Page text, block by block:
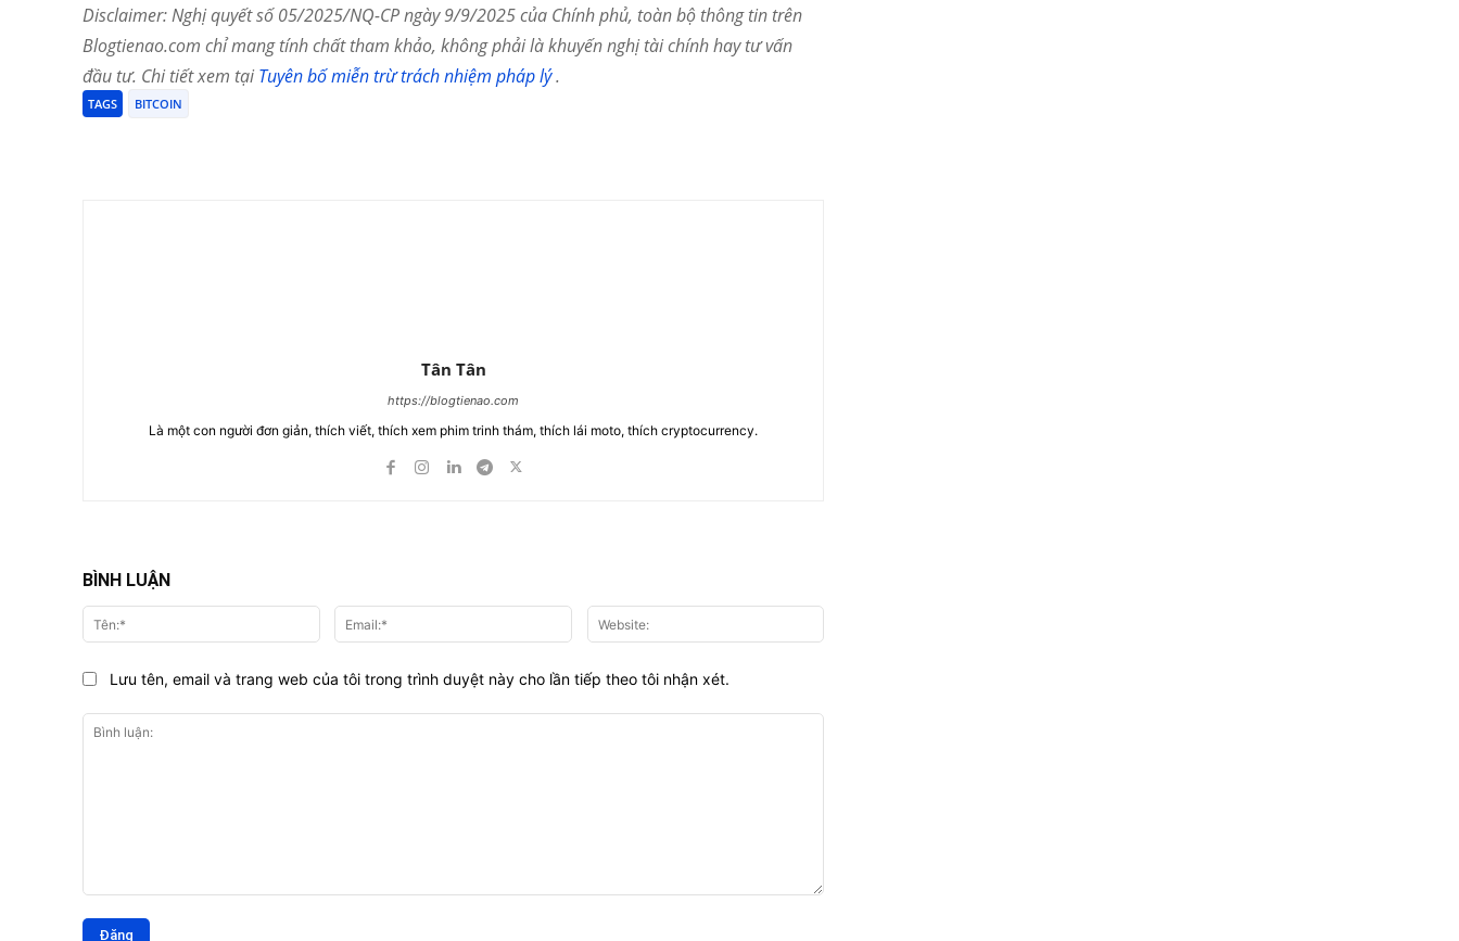
Disclaimer: Nghị quyết số 05/2025/NQ-CP ngày 9/9/2025 của Chính phủ, toàn bộ thông tin trên
Blogtienao.com chỉ mang tính chất tham khảo, không phải là khuyến nghị tài chính hay tư vấn
đầu tư. Chi tiết xem tạiTuyên bố miễn trừ trách nhiệm pháp lý.
TAGS BITCOIN
Tân Tân
https://blogtienao.com
Là một con người đơn giản, thích viết, thích xem phim trinh thám, thích lái moto, thích cryptocurrency.
BÌNH LUẬN
luận:
Tên:* Email:*
Lưu tên, email và trang web của tôi trong trình duyệt này cho lần tiếp theo tôi nhận xét.